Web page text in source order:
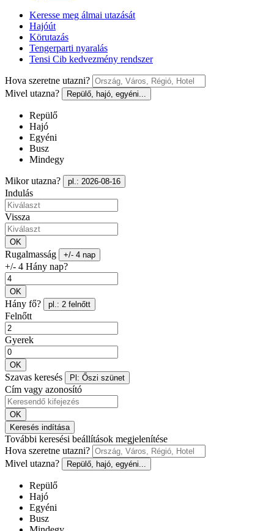
Keresse meg álmai utazását
Hajóút
Körutazás
Tengerparti nyaralás
Tensi Cib kedvezmény rendszer
Hova szeretne utazni?
Mivel utazna?
Repülő, hajó, egyéni...
Repülő
Hajó
Egyéni
Busz
Mindegy
Mikor utazna? pl.: 2026-08-16
Indulás
Vissza
OK
Rugalmasság +/- 4 nap
+/- 4 Hány nap?
OK
Hány fő? pl.: 2 felnőtt
Felnőtt
Gyerek
OK
Szavas keresés Pl: Őszi szünet
Cím vagy azonosító
OK
Keresés indítása
További keresési beállítások megjelenítése
Hova szeretne utazni?
Mivel utazna?
Repülő, hajó, egyéni...
Repülő
Hajó
Egyéni
Busz